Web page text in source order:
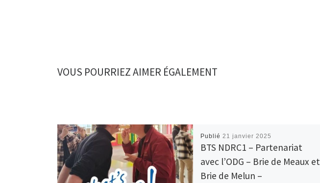
VOUS POURRIEZ AIMER ÉGALEMENT
Publié 21 janvier 2025
BTS NDRC1 – Partenariat
avec l’ODG – Brie de Meaux et
Brie de Melun –